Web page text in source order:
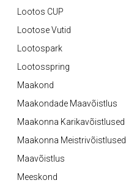
Lootos CUP
Lootose Vutid
Lootospark
Lootosspring
Maakond
Maakondade Maavõistlus
Maakonna Karikavõistlused
Maakonna Meistrivõistlused
Maavõistlus
Meeskond